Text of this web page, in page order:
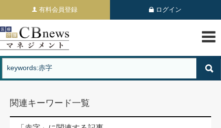
有料会員登録 ログイン
関連キーワード一覧